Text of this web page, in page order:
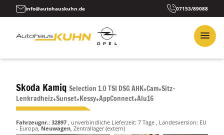
info@autohauskuhn.de 07153/89088
Skoda Kamiq Selection 1.0 TSI DSG AHK+Cam+Sitz-
Lenkradheiz+Sunset+Kessy+AppConnect+Alu16
Fahrzeugnr.: 32897 , unverbindliche Lieferzeit: 7 Tage , Landesversion: EU
- Europa,Neuwagen, Zentrallager (extern)